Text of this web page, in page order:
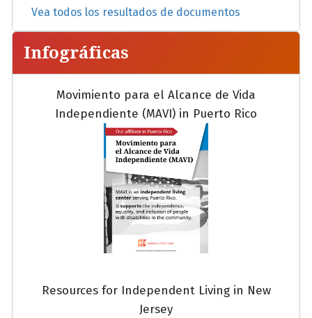
Vea todos los resultados de documentos
Infográficas
Movimiento para el Alcance de Vida
Independiente (MAVI) in Puerto Rico
Resources for Independent Living in New
Jersey